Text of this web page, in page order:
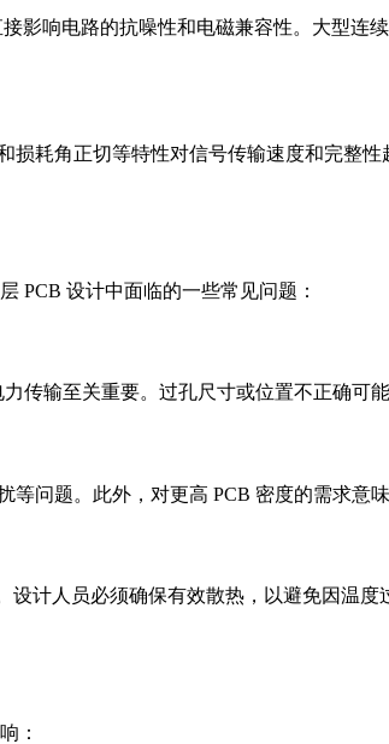
影响电路的抗噪性和电磁兼容性。大型连
耗角正切等特性对信号传输速度和完整
PCB 设计中面临的一些常见问题：
传输至关重要。过孔尺寸或位置不正确可
问题。此外，对更高 PCB 密度的需求意
计人员必须确保有效散热，以避免因温
：